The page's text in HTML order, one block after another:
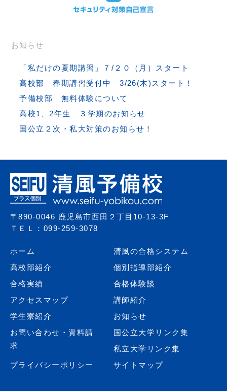
お知らせ
「私だけの夏期講習」７/２０（月）スタート
高校部 春期講習受付中 3/26(木)スタート！
予備校部 無料体験について
高校1、2年生 ３学期のお知らせ
国公立２次・私大対策のお知らせ！
〒890-0046 鹿児島市西田２丁目10-13-3F
ＴＥＬ：099-259-3078
ホーム
清風の合格システム
高校部紹介
個別指導部紹介
合格実績
合格体験談
アクセスマップ
講師紹介
学生寮紹介
お知らせ
お問い合わせ・資料請
求
国公立大学リンク集
私立大学リンク集
プライバシーポリシー
サイトマップ